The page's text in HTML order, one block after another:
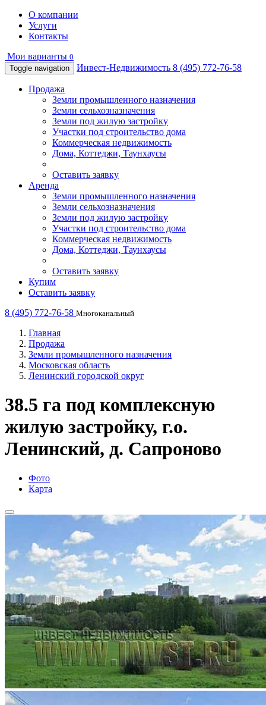
О компании
Услуги
Контакты
Мои варианты 0
Toggle navigation
Инвест-Недвижимость 8 (495) 772-76-58
Продажа
Земли промышленного назначения
Земли сельхозназначения
Земли под жилую застройку
Участки под строительство дома
Коммерческая недвижимость
Дома, Коттеджи, Таунхаусы
Оставить заявку
Аренда
Земли промышленного назначения
Земли сельхозназначения
Земли под жилую застройку
Участки под строительство дома
Коммерческая недвижимость
Дома, Коттеджи, Таунхаусы
Оставить заявку
Купим
Оставить заявку
8 (495) 772-76-58 Многоканальный
Главная
Продажа
Земли промышленного назначения
Московская область
Ленинский городской округ
38.5 га под комплексную
жилую застройку, г.о.
Ленинский, д. Сапроново
Фото
Карта